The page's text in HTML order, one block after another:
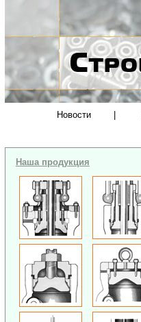
Новости
Наша продукция